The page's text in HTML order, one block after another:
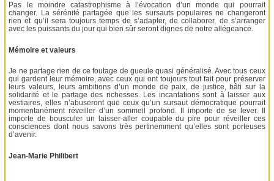
Pas le moindre catastrophisme à l’évocation d’un monde qui pourrait
changer. La sérénité partagée que les sursauts populaires ne changeront
rien et qu’il sera toujours temps de s’adapter, de collaborer, de s’arranger
avec les puissants du jour qui bien sûr seront dignes de notre allégeance.
Mémoire et valeurs
Je ne partage rien de ce foutage de gueule quasi généralisé. Avec tous ceux
qui gardent leur mémoire, avec ceux qui ont toujours tout fait pour préserver
leurs valeurs, leurs ambitions d’un monde de paix, de justice, bâti sur la
solidarité et le partage des richesses. Les incantations sont à laisser aux
vestiaires, elles n’abuseront que ceux qu’un sursaut démocratique pourrait
momentanément réveiller d’un sommeil profond. Il importe de se lever. Il
importe de bousculer un laisser-aller coupable du pire pour réveiller ces
consciences dont nous savons très pertinemment qu’elles sont porteuses
d’avenir.
Jean-Marie Philibert